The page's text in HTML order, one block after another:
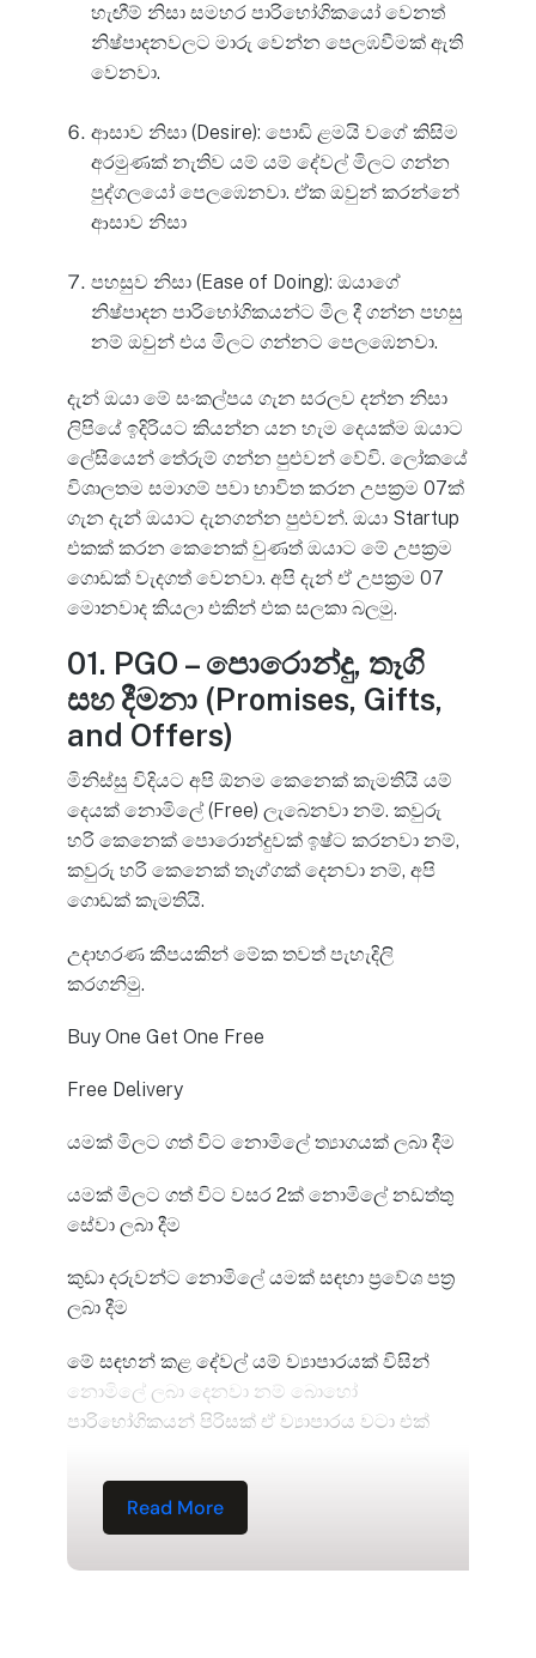
හැඟීම් නිසා සමහර පාරිභෝගිකයෝ වෙනත්
නිෂ්පාදනවලට මාරු වෙන්න පෙලඹවීමක් ඇති
වෙනවා.
ආසාව නිසා (Desire): පොඩි ළමයි වගේ කිසිම
අරමුණක් නැතිව යම් යම් දේවල් මිලට ගන්න
පුද්ගලයෝ පෙලඹෙනවා. ඒක ඔවුන් කරන්නේ
ආසාව නිසා
පහසුව නිසා (Ease of Doing): ඔයාගේ
නිෂ්පාදන පාරිභෝගිකයන්ට මිල දී ගන්න පහසු
නම් ඔවුන් එය මිලට ගන්නට පෙලඹෙනවා.
දැන් ඔයා මේ සංකල්පය ගැන සරලව දන්න නිසා
ලිපියේ ඉදිරියට කියන්න යන හැම දෙයක්ම ඔයාට
ලේසියෙන් තේරුම් ගන්න පුළුවන් වේවි. ලෝකයේ
විශාලතම සමාගම් පවා භාවිත කරන උපක්‍රම 07ක්
ගැන දැන් ඔයාට දැනගන්න පුළුවන්. ඔයා Startup
එකක් කරන කෙනෙක් වුණත් ඔයාට මේ උපක්‍රම
ගොඩක් වැදගත් වෙනවා. අපි දැන් ඒ උපක්‍රම 07
මොනවාද කියලා එකින් එක සලකා බලමු.
01. PGO – පොරොන්දු, තෑගි
සහ දීමනා (Promises, Gifts,
and Offers)
මිනිස්සු විදියට අපි ඕනම කෙනෙක් කැමතියි යම්
දෙයක් නොමිලේ (Free) ලැබෙනවා නම්. කවුරු
හරි කෙනෙක් පොරොන්දුවක් ඉෂ්ට කරනවා නම්,
කවුරු හරි කෙනෙක් තෑග්ගක් දෙනවා නම්, අපි
ගොඩක් කැමතියි.
උදාහරණ කීපයකින් මේක තවත් පැහැදිලි
කරගනිමු.
Buy One Get One Free
Free Delivery
යමක් මිලට ගත් විට නොමිලේ ත්‍යාගයක් ලබා දීම
යමක් මිලට ගත් විට වසර 2ක් නොමිලේ නඩත්තු
සේවා ලබා දීම
කුඩා දරුවන්ට නොමිලේ යමක් සඳහා ප්‍රවේශ පත්‍ර
ලබා දීම
මේ සඳහන් කළ දේවල් යම් ව්‍යාපාරයක් විසින්
නොමිලේ ලබා දෙනවා නම් බොහෝ
පාරිභෝගිකයන් පිරිසක් ඒ ව්‍යාපාරය වටා එක්
Read More